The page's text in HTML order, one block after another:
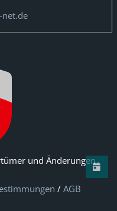
net.de
und Änderungen
/ AGB